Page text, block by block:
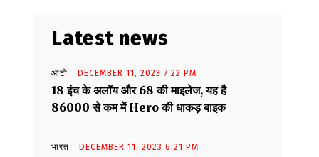
Latest news
ऑटो DECEMBER 11, 2023 7:22 PM
18 इंच के अलॉय और 68 की माइलेज, यह है
86000 से कम में Hero की धाकड़ बाइक
भारत DECEMBER 11, 2023 6:21 PM